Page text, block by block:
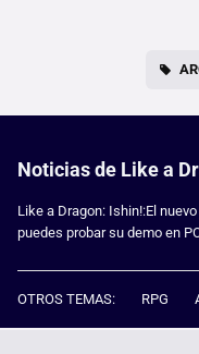
Noticias de Like a
Like a Dragon: Ishin!:El
puedes probar su demo en
OTROS TEMAS: RPG